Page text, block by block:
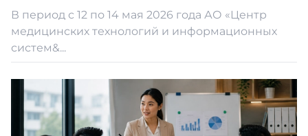
В период с 12 по 14 мая 2026 года АО «Центр
медицинских технологий и информационных
систем&...